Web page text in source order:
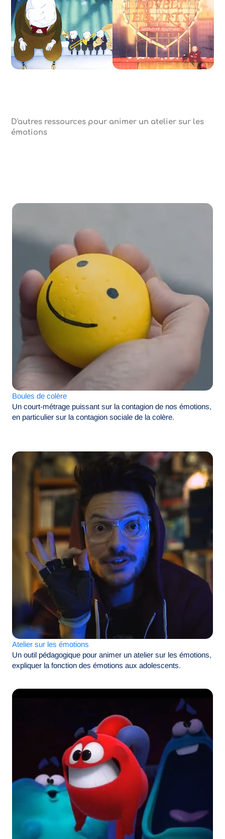
D'autres ressources pour animer un atelier sur les
émotions
Boules de colère
Un court-métrage puissant sur la contagion de nos émotions,
en particulier sur la contagion sociale de la colère.
Atelier sur les émotions
Un outil pédagogique pour animer un atelier sur les émotions,
expliquer la fonction des émotions aux adolescents.